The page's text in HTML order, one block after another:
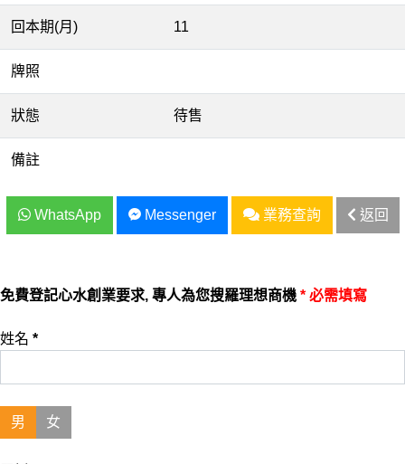
回本期(月) 11
牌照
狀態 待售
備註
WhatsApp Messenger 業務查詢 返回
免費登記心水創業要求, 專人為您搜羅理想商機 * 必需填寫
姓名 *
男 女